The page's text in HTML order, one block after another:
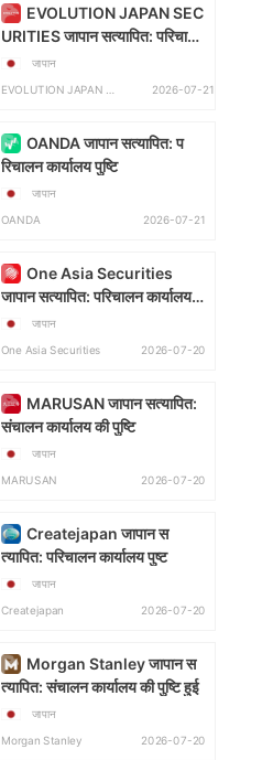
EVOLUTION JAPAN SEC
URITIES जापान सत्यापित: परिचालन
जापान
EVOLUTION JAPAN SECURITIES
2026-07-21
OANDA जापान सत्यापित: प
रिचालन कार्यालय पुष्टि
जापान
OANDA
2026-07-21
One Asia Securities
जापान सत्यापित: परिचालन कार्यालय
जापान
One Asia Securities
2026-07-20
MARUSAN जापान सत्यापित:
संचालन कार्यालय की पुष्टि
जापान
MARUSAN
2026-07-20
Createjapan जापान स
त्यापित: परिचालन कार्यालय पुष्ट
जापान
Createjapan
2026-07-20
Morgan Stanley जापान स
त्यापित: संचालन कार्यालय की पुष्टि हुई
जापान
Morgan Stanley
2026-07-20